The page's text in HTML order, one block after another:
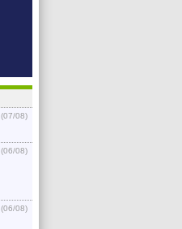
(07/08)
(06/08)
(06/08)